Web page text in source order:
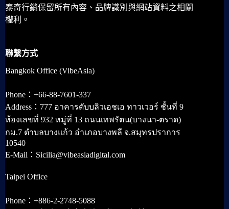
泰奇行銷保留所有內容、品牌識別與網站資料之相關
權利。
聯繫方式
Bangkok Office (VibeAsia)
Phone：+66-88-7601-337
Address：777 อาคารดับบลิวเอชเอ ทาวเวอร์ ชั้นที่ 9
ห้องเลขที่ 932 หมู่ที่ 13 ถนนเทพรัตน(บางนา-ตราด)
กม.7 ตำบลบางแก้ว อำเภอบางพลี จ.สมุทรปราการ
10540
E-Mail：Sicilia@vibeasiadigital.com
Taipei Office
Phone：+886-2-2748-5088